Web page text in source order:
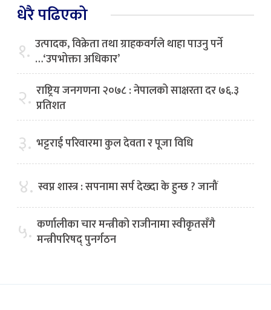
धेरै पढिएको
१. उत्पादक, विक्रेता तथा ग्राहकवर्गले थाहा पाउनु पर्ने
…‘उपभोक्ता अधिकार’
२. राष्ट्रिय जनगणना २०७८ : नेपालको साक्षरता दर ७६.३
प्रतिशत
३. भट्टराई परिवारमा कुल देवता र पूजा विधि
४. स्वप्न शास्त्र : सपनामा सर्प देख्दा के हुन्छ ? जानौं
५. कर्णालीका चार मन्त्रीको राजीनामा स्वीकृतसँगै
मन्त्रीपरिषद् पुनर्गठन